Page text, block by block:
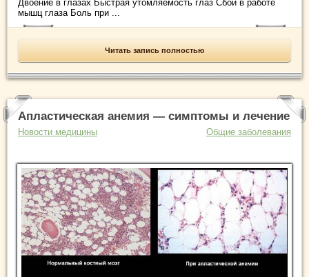
Двоение в глазах Быстрая утомляемость глаз Сбои в работе
мышц глаза Боль при ...
Читать запись полностью
Апластическая анемия — симптомы и лечение
Новости медицины Общие заболевания